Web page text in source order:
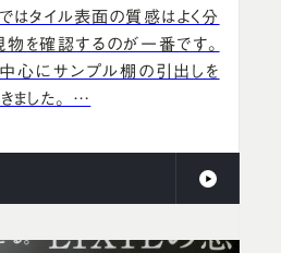
はタイル表面の質感はよく分
物を確認するのが一番です。
中心にサンプル棚の引出しを
ました。 …